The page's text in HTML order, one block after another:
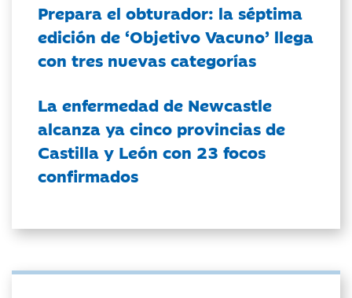
Prepara el obturador: la séptima
edición de ‘Objetivo Vacuno’ llega
con tres nuevas categorías
La enfermedad de Newcastle
alcanza ya cinco provincias de
Castilla y León con 23 focos
confirmados